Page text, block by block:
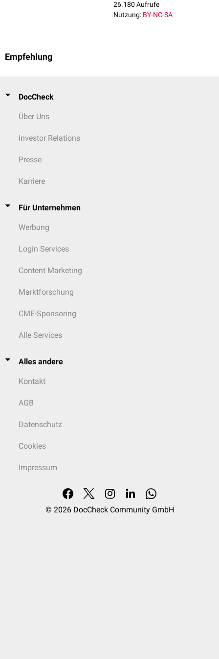
26.180 Aufrufe
Nutzung: BY-NC-SA
Empfehlung
DocCheck
Über Uns
Investor Relations
Presse
Karriere
Für Unternehmen
Werbung
Login Services
Content Marketing
Marktforschung
CME-Sponsoring
Alle Services
Alles andere
Kontakt
AGB
Datenschutz
Cookies
Impressum
© 2026 DocCheck Community GmbH